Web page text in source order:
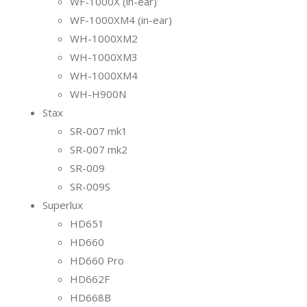
WF-1000XM4 (in-ear)
WH-1000XM2
WH-1000XM3
WH-1000XM4
WH-H900N
Stax
SR-007 mk1
SR-007 mk2
SR-009
SR-009S
Superlux
HD651
HD660
HD660 Pro
HD662F
HD668B